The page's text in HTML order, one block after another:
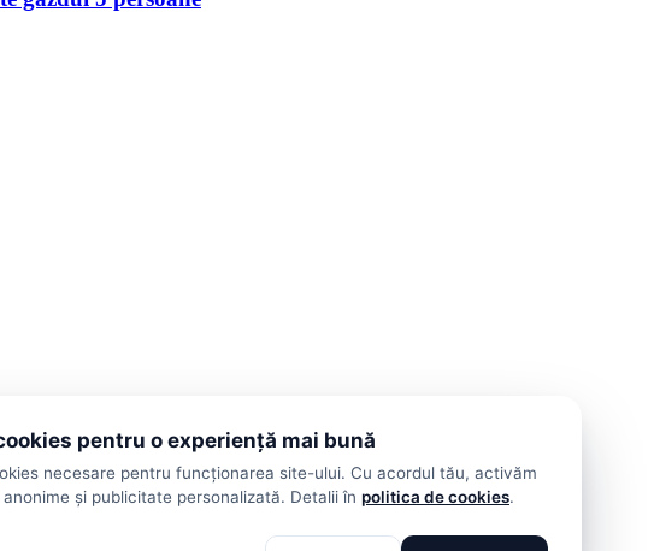
pentru o experiență mai bună
necesare pentru funcționarea site-ului. Cu acordul tău, activăm
și publicitate personalizată. Detalii în politica de cookies.